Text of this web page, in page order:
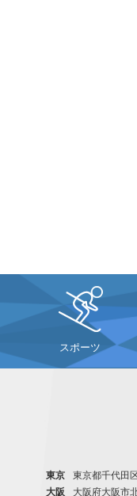
スポーツ
東京 東京都千代田
大阪
大阪府大阪市